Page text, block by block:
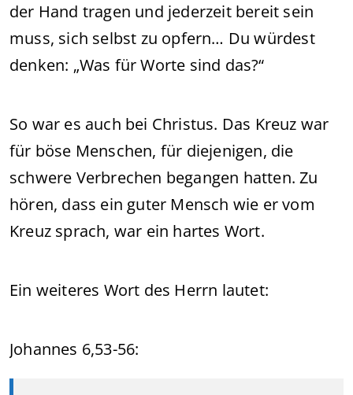
der Hand tragen und jederzeit bereit sein
muss, sich selbst zu opfern… Du würdest
denken: „Was für Worte sind das?“
So war es auch bei Christus. Das Kreuz war
für böse Menschen, für diejenigen, die
schwere Verbrechen begangen hatten. Zu
hören, dass ein guter Mensch wie er vom
Kreuz sprach, war ein hartes Wort.
Ein weiteres Wort des Herrn lautet:
Johannes 6,53-56: